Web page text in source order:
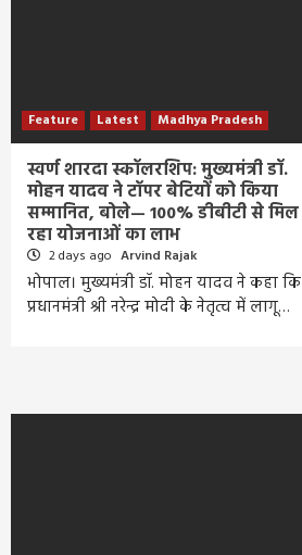
Feature Latest Madhya Pradesh
स्वर्ण शारदा स्कॉलरशिप: मुख्यमंत्री डॉ.
मोहन यादव ने टॉपर बेटियों को किया
सम्मानित, बोले— 100% डीबीटी से मिल
रहा योजनाओं का लाभ
2 days ago Arvind Rajak
भोपाल। मुख्यमंत्री डॉ. मोहन यादव ने कहा कि
प्रधानमंत्री श्री नरेन्द्र मोदी के नेतृत्व में लागू…